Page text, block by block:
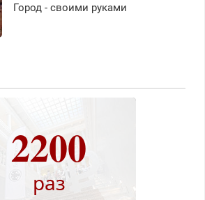
Город - своими руками
2200
раз